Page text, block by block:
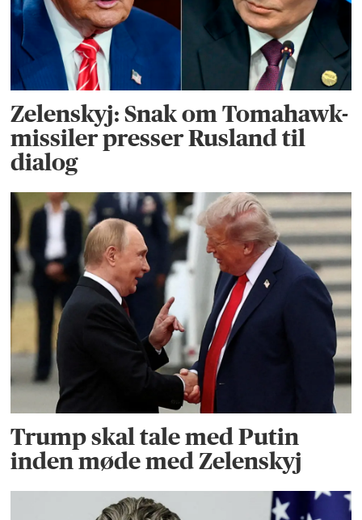
Zelenskyj: Snak om Tomahawk-
missiler presser Rusland til
dialog
Trump skal tale med Putin
inden møde med Zelenskyj